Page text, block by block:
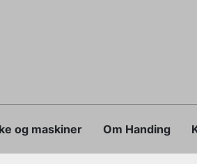
og maskiner Om Handing